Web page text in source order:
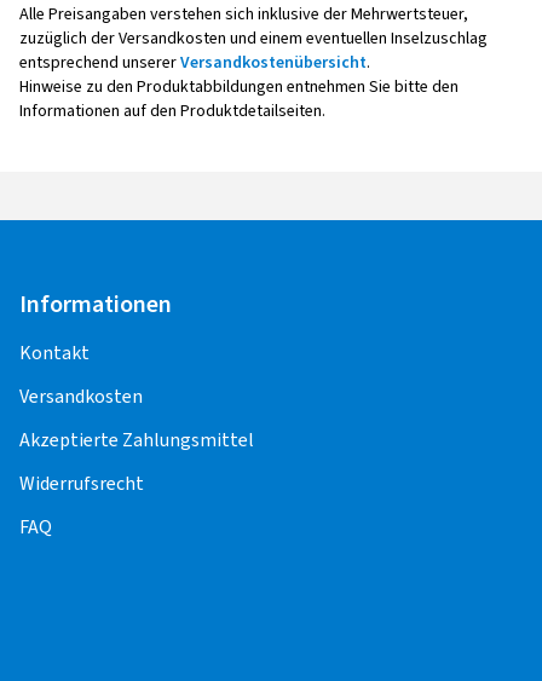
Alle Preisangaben verstehen sich inklusive der Mehrwertsteuer,
zuzüglich der Versandkosten und einem eventuellen Inselzuschlag
entsprechend unsererVersandkostenübersicht.
Hinweise zu den Produktabbildungen entnehmen Sie bitte den
Informationen auf den Produktdetailseiten.
Informationen
Kontakt
Versandkosten
Akzeptierte Zahlungsmittel
Widerrufsrecht
FAQ